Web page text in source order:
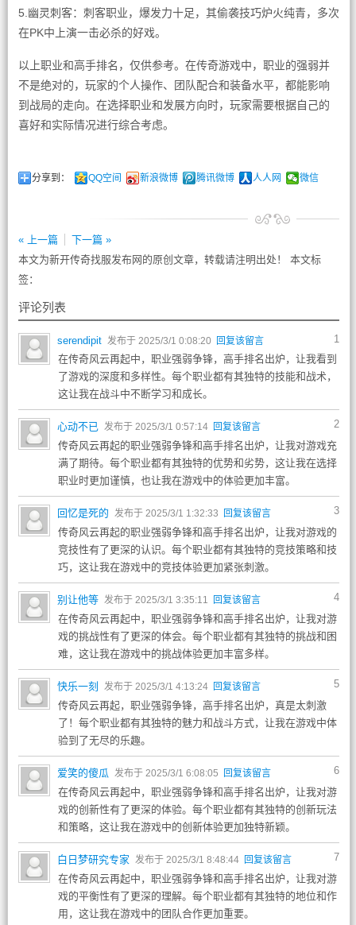
5.幽灵刺客：刺客职业，爆发力十足，其偷袭技巧炉火纯青，多次
在PK中上演一击必杀的好戏。
以上职业和高手排名，仅供参考。在传奇游戏中，职业的强弱并
不是绝对的，玩家的个人操作、团队配合和装备水平，都能影响
到战局的走向。在选择职业和发展方向时，玩家需要根据自己的
喜好和实际情况进行综合考虑。
分享到： QQ空间 新浪微博 腾讯微博 人人网 微信
« 上一篇
下一篇 »
本文为新开传奇找服发布网的原创文章，转载请注明出处！ 本文标
签：
评论列表
1
serendipit 发布于 2025/3/1 0:08:20 回复该留言
在传奇风云再起中，职业强弱争锋，高手排名出炉，让我看到
了游戏的深度和多样性。每个职业都有其独特的技能和战术，
这让我在战斗中不断学习和成长。
2
心动不已 发布于 2025/3/1 0:57:14 回复该留言
传奇风云再起的职业强弱争锋和高手排名出炉，让我对游戏充
满了期待。每个职业都有其独特的优势和劣势，这让我在选择
职业时更加谨慎，也让我在游戏中的体验更加丰富。
3
回忆是死的 发布于 2025/3/1 1:32:33 回复该留言
传奇风云再起的职业强弱争锋和高手排名出炉，让我对游戏的
竞技性有了更深的认识。每个职业都有其独特的竞技策略和技
巧，这让我在游戏中的竞技体验更加紧张刺激。
4
别让他等 发布于 2025/3/1 3:35:11 回复该留言
在传奇风云再起中，职业强弱争锋和高手排名出炉，让我对游
戏的挑战性有了更深的体会。每个职业都有其独特的挑战和困
难，这让我在游戏中的挑战体验更加丰富多样。
5
快乐一刻 发布于 2025/3/1 4:13:24 回复该留言
传奇风云再起，职业强弱争锋，高手排名出炉，真是太刺激
了！每个职业都有其独特的魅力和战斗方式，让我在游戏中体
验到了无尽的乐趣。
6
爱笑的傻瓜 发布于 2025/3/1 6:08:05 回复该留言
在传奇风云再起中，职业强弱争锋和高手排名出炉，让我对游
戏的创新性有了更深的体验。每个职业都有其独特的创新玩法
和策略，这让我在游戏中的创新体验更加独特新颖。
7
白日梦研究专家 发布于 2025/3/1 8:48:44 回复该留言
在传奇风云再起中，职业强弱争锋和高手排名出炉，让我对游
戏的平衡性有了更深的理解。每个职业都有其独特的地位和作
用，这让我在游戏中的团队合作更加重要。